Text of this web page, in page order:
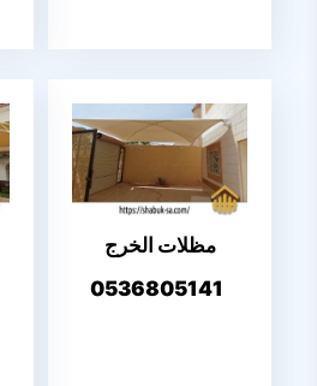
مظلات الخرج
0536805141